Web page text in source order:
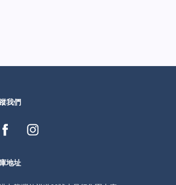
我們
地址